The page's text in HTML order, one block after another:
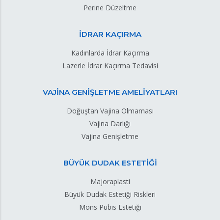
Perine Düzeltme
İDRAR KAÇIRMA
Kadınlarda İdrar Kaçırma
Lazerle İdrar Kaçırma Tedavisi
VAJİNA GENİŞLETME AMELİYATLARI
Doğuştan Vajina Olmaması
Vajina Darlığı
Vajina Genişletme
BÜYÜK DUDAK ESTETİĞİ
Majoraplasti
Büyük Dudak Estetiği Riskleri
Mons Pubis Estetiği